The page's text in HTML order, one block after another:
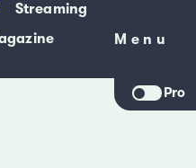
Streaming
Menu
Menu
Pro